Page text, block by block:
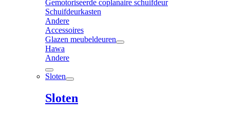
Gemotoriseerde coplanaire schuifdeur
Schuifdeurkasten
Andere
Accessoires
Glazen meubeldeuren
Hawa
Andere
Sloten
Sloten